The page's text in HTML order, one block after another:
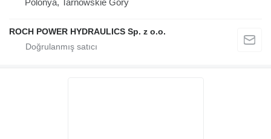
Polonya, Tarnowskie Góry
ROCH POWER HYDRAULICS Sp. z o.o.